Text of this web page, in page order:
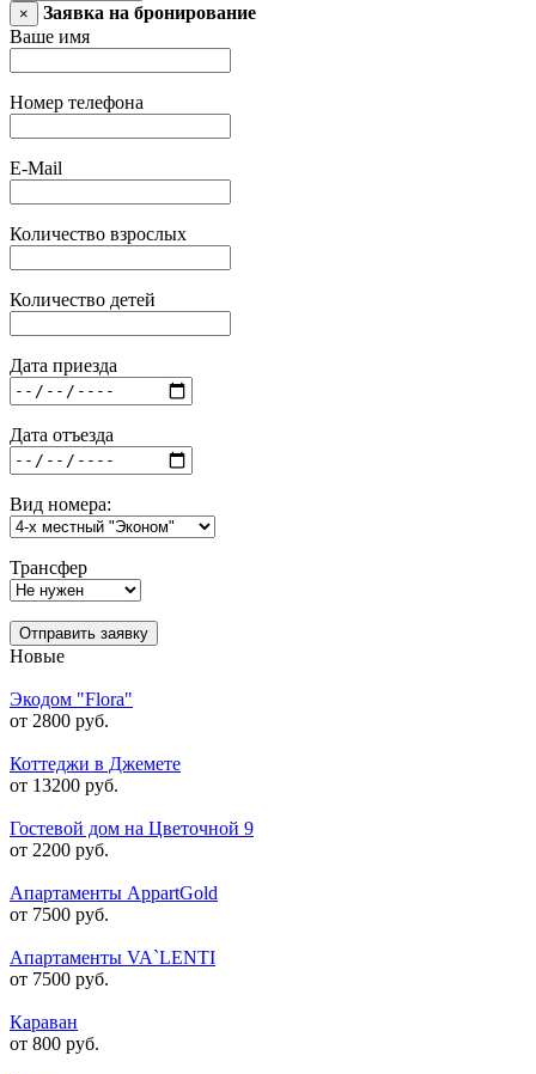
×
Заявка на бронирование
Ваше имя
Номер телефона
E-Mail
Количество взрослых
Количество детей
Дата приезда
Дата отъезда
Вид номера:
Трансфер
Отправить заявку
Новые
Экодом "Flora"
от 2800 руб.
Коттеджи в Джемете
от 13200 руб.
Гостевой дом на Цветочной 9
от 2200 руб.
Апартаменты AppartGold
от 7500 руб.
Апартаменты VA`LENTI
от 7500 руб.
Караван
от 800 руб.